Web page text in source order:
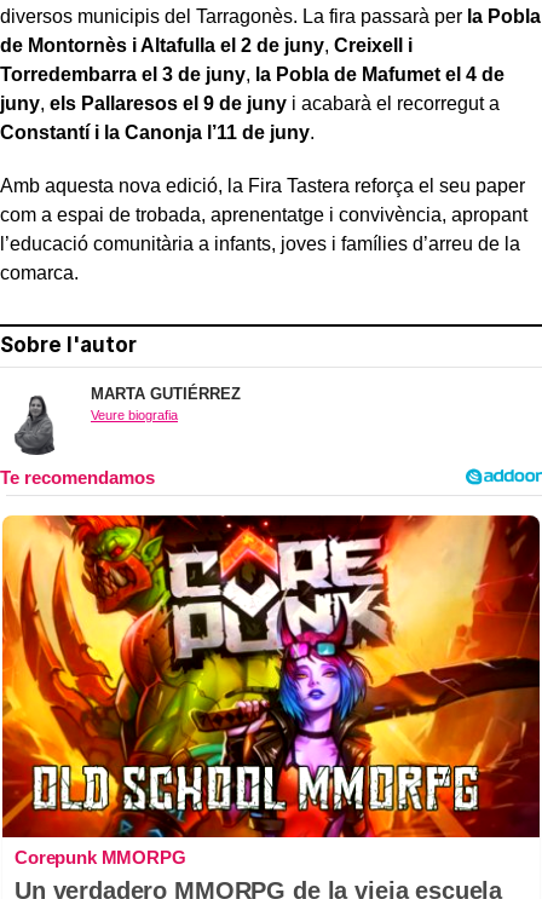
diversos municipis del Tarragonès. La fira passarà per la Pobla
de Montornès i Altafulla el 2 de juny, Creixell i
Torredembarra el 3 de juny, la Pobla de Mafumet el 4 de
juny, els Pallaresos el 9 de juny i acabarà el recorregut a
Constantí i la Canonja l’11 de juny.
Amb aquesta nova edició, la Fira Tastera reforça el seu paper
com a espai de trobada, aprenentatge i convivència, apropant
l’educació comunitària a infants, joves i famílies d’arreu de la
comarca.
Sobre l'autor
MARTA GUTIÉRREZ
Veure biografia
Corepunk MMORPG
Un verdadero MMORPG de la vieja escuela